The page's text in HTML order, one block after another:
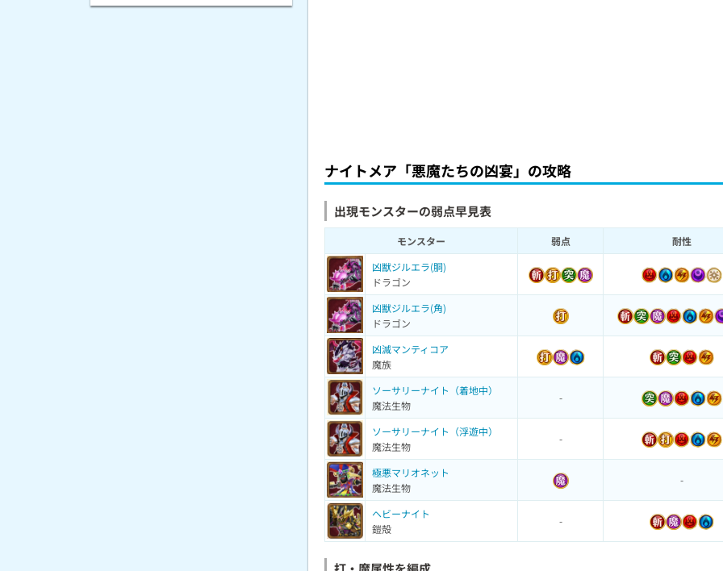
ナイトメア「悪魔たちの凶宴」の攻略
出現モンスターの弱点早見表
モンスター 弱点
耐性
凶獣ジルエラ(胴)
ドラゴン
凶獣ジルエラ(角)
ドラゴン
凶滅マンティコア
魔族
ソーサリーナイト（着地中）
魔法生物
-
ソーサリーナイト（浮遊中）
魔法生物
-
極悪マリオネット
魔法生物
-
ヘビーナイト
鎧殻
-